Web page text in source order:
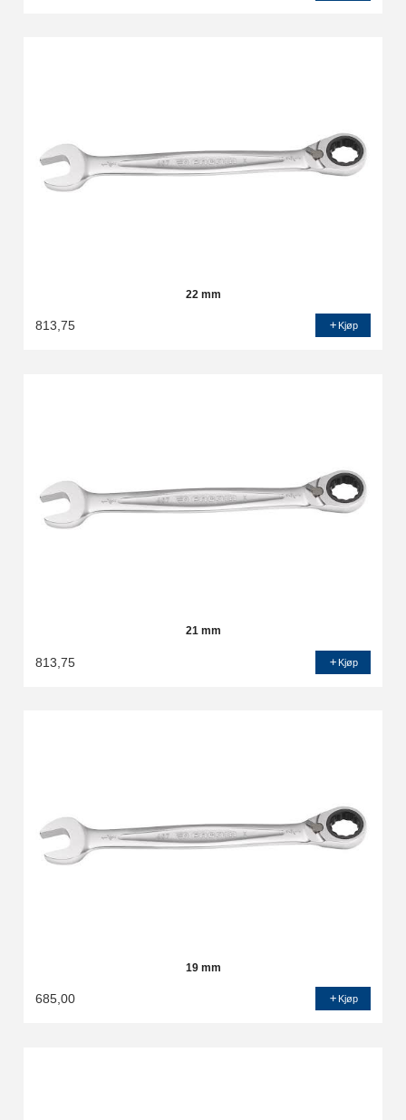
22 mm
813,75 Kjøp
21 mm
813,75 Kjøp
19 mm
685,00 Kjøp